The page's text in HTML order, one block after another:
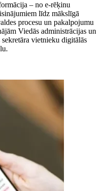
– no e-rēķinu
līdz mākslīgā
procesu un pakalpojumu
Viedās administrācijas un
vietnieku digitālās